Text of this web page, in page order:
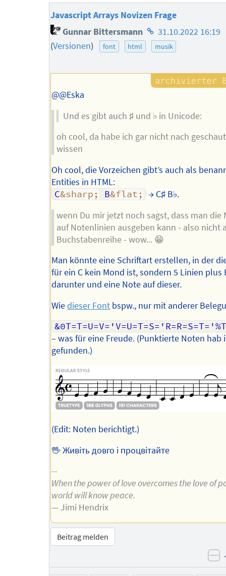
Javascript Arrays Novizen Frage
Gunnar Bittersmann Homepage
des
31.10.2022 16:19
(Versionen) font html musik
@@Eska
Und es gibt auch ♯ und ♭ in Unicode:
oh cool, da habe ich gar nicht nach
wissen
Oh cool, die Vorzeichen gibt’s auch als
Entities in HTML:
C&sharp; B&flat;
→ C♯ B♭.
wenn Du mir jetzt noch sagst, dass man die
auf Notenlinien ausgeben kann - also nicht
Buchstabenreihe - wow... 😁
Man könnte eine Schriftart erstellen, in der
für ein C kein Mond ist, sondern 5 Linien plus
darunter und eine Note auf dieser.
Wiedieser Font bspw., nur mit anderer
– was für eine Freude. (Punktierte Noten hab
gefunden.)
(Edit: Noten berichtigt.)
🖖 Живіть довго і процвітайте
--
When the power of love overcomes the love of
world will know peace.
— Jimi Hendrix
Beitrag melden